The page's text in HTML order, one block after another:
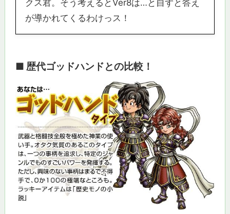
クス君。そう考えるとVer8は…と自ずと答え
が導かれてくるわけっス！
■ 歴代ゴッドハンドとの比較！